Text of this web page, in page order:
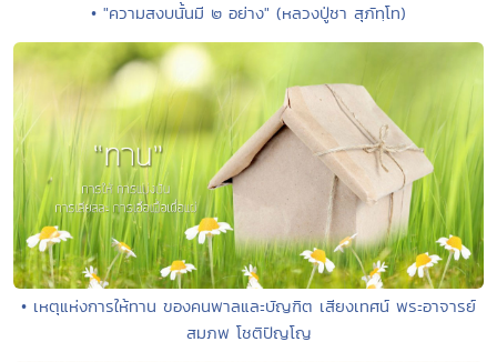
• "ความสงบนั้นมี ๒ อย่าง" (หลวงปู่ชา สุภัทฺโท)
• เหตุแห่งการให้ทาน ของคนพาลและบัญฑิต เสียงเทศน์ พระอาจารย์
สมภพ โชติปัญโญ